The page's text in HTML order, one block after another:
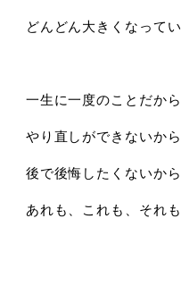
どんどん大きくなって
一生に一度のことだから
やり直しができないから
後で後悔したくないから
あれも、これも、それも